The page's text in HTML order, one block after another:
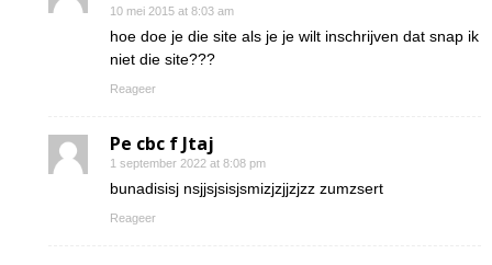
10 mei 2015 at 8:03 am
hoe doe je die site als je je wilt inschrijven dat snap ik
niet die site???
Reageer
Pe cbc f Jtaj
1 september 2022 at 8:08 pm
bunadisisj nsjjsjsisjsmizjzjjzjzz zumzsert
Reageer